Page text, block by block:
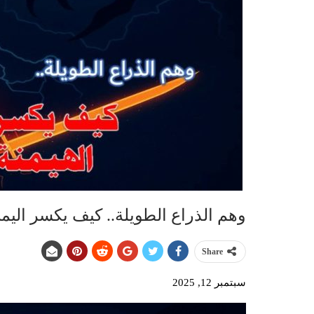
وهم الذراع الطويلة.. كيف يكسر
Share
سبتمبر 12, 2025